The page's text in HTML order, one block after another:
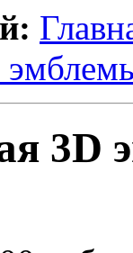
3D